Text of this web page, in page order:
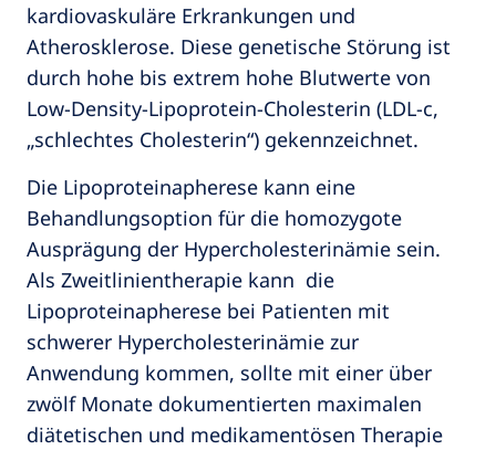
kardiovaskuläre Erkrankungen und
Atherosklerose. Diese genetische Störung ist
durch hohe bis extrem hohe Blutwerte von
Low-Density-Lipoprotein-Cholesterin (LDL-c,
„schlechtes Cholesterin“) gekennzeichnet.
Die Lipoproteinapherese kann eine
Behandlungsoption für die homozygote
Ausprägung der Hypercholesterinämie sein.
Als Zweitlinientherapie kann die
Lipoproteinapherese bei Patienten mit
schwerer Hypercholesterinämie zur
Anwendung kommen, sollte mit einer über
zwölf Monate dokumentierten maximalen
diätetischen und medikamentösen Therapie